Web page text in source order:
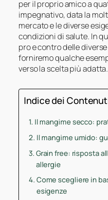
per il proprio amico a
impegnativo, data la
mercato e le diverse
condizioni di salute. In
pro e contro delle
forniremo qualche
verso la scelta più adatta.
Indice dei
Il mangime secco:
Il mangime umido:
Grain free: risposta
allergie
Come scegliere in
esigenze